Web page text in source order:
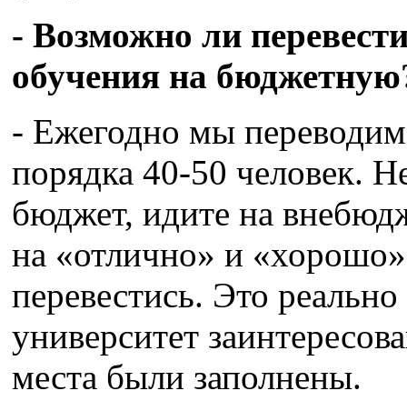
- Возможно ли
обучения на
- Ежегодно мы
порядка 40-50 человек.
бюджет, идите на
на «отлично» и
перевестись. Это
университет
места были заполнены.